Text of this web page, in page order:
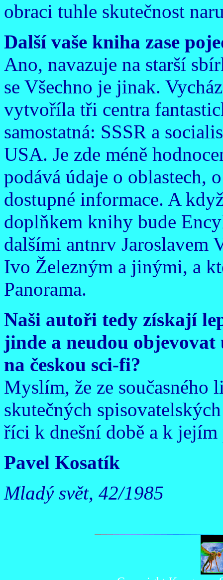
obraci tuhle skutečnost
Další vaše kniha zase
Ano, navazuje na starší
se Všechno je jinak.
vytvoříla tři centra
samostatná: SSSR a
USA. Je zde méně
podává údaje o oblastech,
dostupné informace. A
doplňkem knihy bude
dalšími antnrv Jaroslavem
Ivo Železným a jinými, a
Panorama.
Naši autoři tedy získají
jinde a neudou objevovat
na českou sci-fi?
Myslím, že ze současného
skutečných
říci k dnešní době a k
Pavel Kosatík
Mladý svět, 42/1985